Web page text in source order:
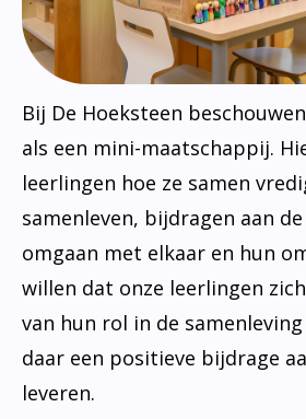
Bij De Hoeksteen
als een mini-maatschappij.
leerlingen hoe ze samen
samenleven, bijdragen aan
omgaan met elkaar en hun
willen dat onze leerlingen
van hun rol in de
daar een positieve bijdrage
leveren.